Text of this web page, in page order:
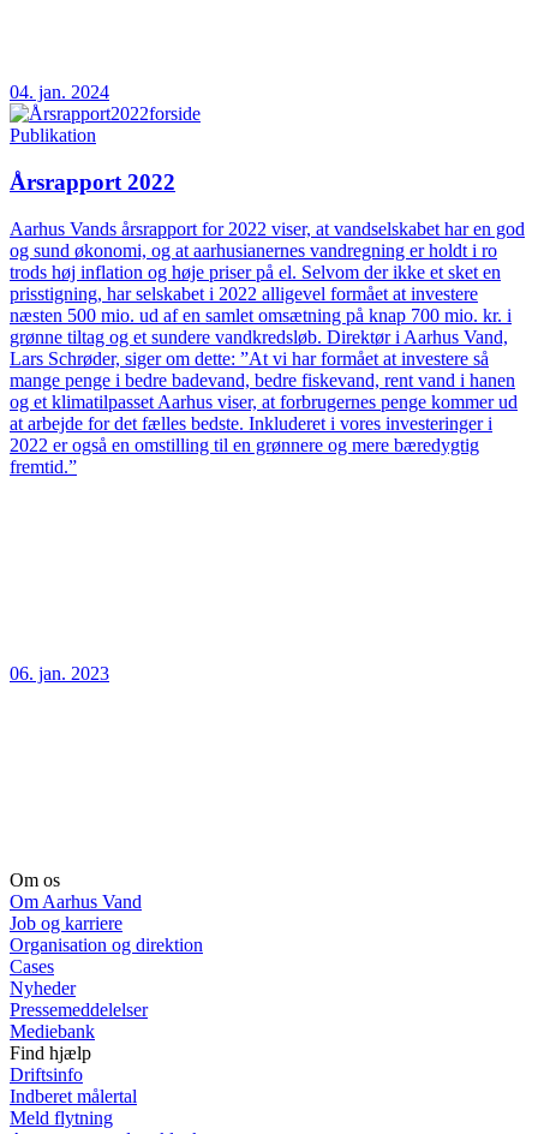
04. jan. 2024
Publikation
Årsrapport 2022
Aarhus Vands årsrapport for 2022 viser, at vandselskabet har en god
og sund økonomi, og at aarhusianernes vandregning er holdt i ro
trods høj inflation og høje priser på el. Selvom der ikke et sket en
prisstigning, har selskabet i 2022 alligevel formået at investere
næsten 500 mio. ud af en samlet omsætning på knap 700 mio. kr. i
grønne tiltag og et sundere vandkredsløb. Direktør i Aarhus Vand,
Lars Schrøder, siger om dette: ”At vi har formået at investere så
mange penge i bedre badevand, bedre fiskevand, rent vand i hanen
og et klimatilpasset Aarhus viser, at forbrugernes penge kommer ud
at arbejde for det fælles bedste. Inkluderet i vores investeringer i
2022 er også en omstilling til en grønnere og mere bæredygtig
fremtid.”
06. jan. 2023
Om os
Om Aarhus Vand
Job og karriere
Organisation og direktion
Cases
Nyheder
Pressemeddelelser
Mediebank
Find hjælp
Driftsinfo
Indberet målertal
Meld flytning